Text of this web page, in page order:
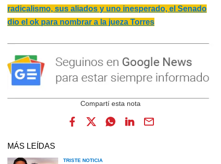
radicalismo, sus aliados y uno inesperado, el Senado
dio el ok para nombrar a la jueza Torres
MÁS LEÍDAS
TRISTE NOTICIA